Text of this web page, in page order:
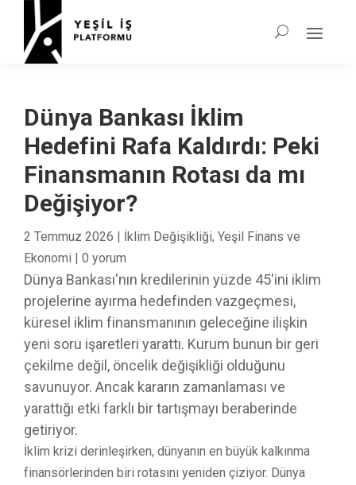
Dünya Bankası İklim
Hedefini Rafa Kaldırdı: Peki
Finansmanın Rotası da mı
Değişiyor?
2 Temmuz 2026 | İklim Değişikliği, Yeşil Finans ve
Ekonomi | 0 yorum
Dünya Bankası'nın kredilerinin yüzde 45'ini iklim
projelerine ayırma hedefinden vazgeçmesi,
küresel iklim finansmanının geleceğine ilişkin
yeni soru işaretleri yarattı. Kurum bunun bir geri
çekilme değil, öncelik değişikliği olduğunu
savunuyor. Ancak kararın zamanlaması ve
yarattığı etki farklı bir tartışmayı beraberinde
getiriyor.
İklim krizi derinleşirken, dünyanın en büyük kalkınma
finansörlerinden biri rotasını yeniden çiziyor. Dünya